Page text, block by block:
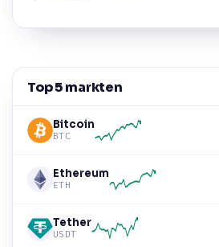
Top 5 markten
Bitcoin
BTC
Ethereum
ETH
Tether
USDT